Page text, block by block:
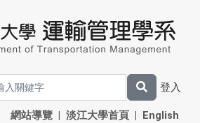
登入
網站導覽 | 淡江大學首頁 | English